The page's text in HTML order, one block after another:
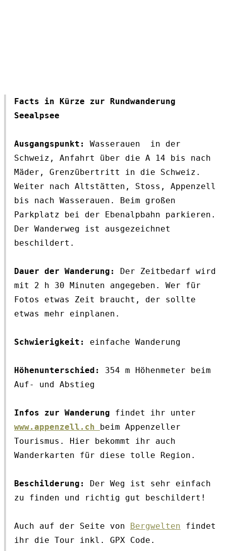
Facts in Kürze zur Rundwanderung
Seealpsee
Ausgangspunkt:
Wasserauen  in der
Schweiz, Anfahrt über die A 14 bis nach
Mäder, Grenzübertritt in die Schweiz.
Weiter nach Altstätten, Stoss, Appenzell
bis nach Wasserauen. Beim großen
Parkplatz bei der Ebenalpbahn parkieren.
Der Wanderweg ist ausgezeichnet
beschildert.
Dauer der Wanderung:
Der Zeitbedarf wird
mit 2 h 30 Minuten angegeben. Wer für
Fotos etwas Zeit braucht, der sollte
etwas mehr einplanen.
Schwierigkeit: einfache Wanderung
Höhenunterschied:
354 m Höhenmeter beim
Auf- und Abstieg
Infos zur Wanderung
www.appenzell.ch
beim Appenzeller
Tourismus. Hier bekommt ihr auch
Wanderkarten für diese tolle Region.
Beschilderung:
Der Weg ist sehr einfach
zu finden und richtig gut beschildert!
Auch auf der Seite von Bergwelten findet
ihr die Tour inkl. GPX Code.